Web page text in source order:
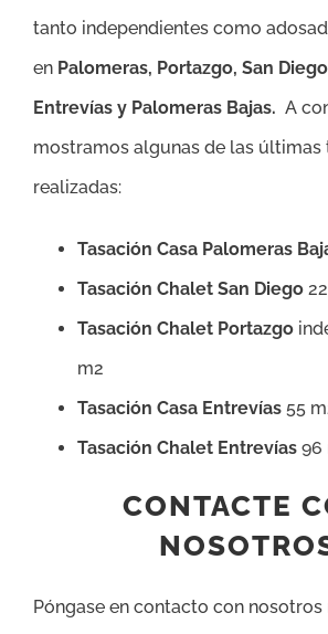
tanto independientes como
en Palomeras, Portazgo, San
Entrevías y Palomeras Bajas. A
mostramos algunas de las últimas
realizadas:
Tasación Casa Palomeras
Tasación Chalet San Diego
Tasación Chalet Portazgo
m2
Tasación Casa Entrevías 55
Tasación Chalet Entrevías 96
CONTACTE
Póngase en contacto con